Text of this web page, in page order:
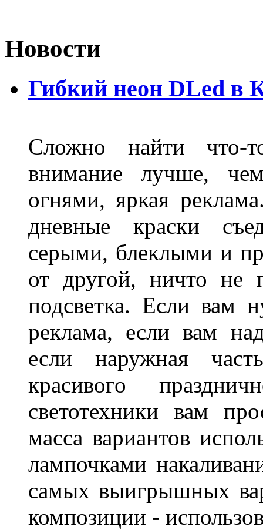
Новости
Гибкий неон DLed в
Сложно найти что-
внимание лучше,
огнями, яркая
дневные краски
серыми, блеклыми и
от другой, ничто не
подсветка. Если вам
реклама, если вам
если наружная
красивого
светотехники вам
масса вариантов
лампочками
самых выигрышных
композиции -